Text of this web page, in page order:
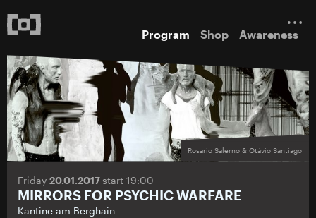
Program Shop Awareness
Rosario Salerno & Otávio Santiago
Friday 20.01.2017start 19:00
MIRRORS FOR PSYCHIC WARFARE
Kantine am Berghain